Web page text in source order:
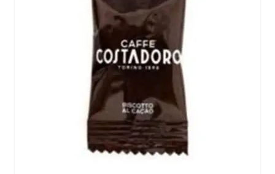
Les conditionnements disponibles :